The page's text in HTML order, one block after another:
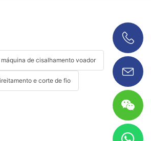
máquina de cisalhamento voador
e corte de fio